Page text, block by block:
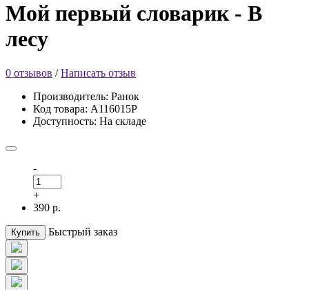
Мой первый словарик - В
лесу
0 отзывов /Написать отзыв
Производитель: Ранок
Код товара: А116015Р
Доступность: На складе
-
+
390 р.
Купить Быстрый заказ